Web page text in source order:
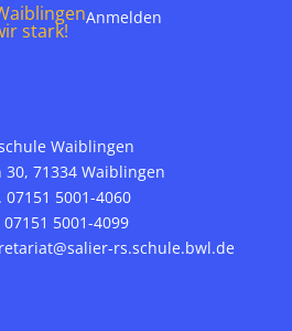
stark!
Anmelden
Waiblingen
30, 71334 Waiblingen
5001-4060
5001-4099
rs.schule.bwl.de